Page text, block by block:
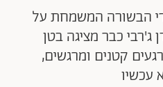
הבשורה המשמחת על
ג'רבי כבר מציגה בטן
קטנים ומרגשים,
עכשיו